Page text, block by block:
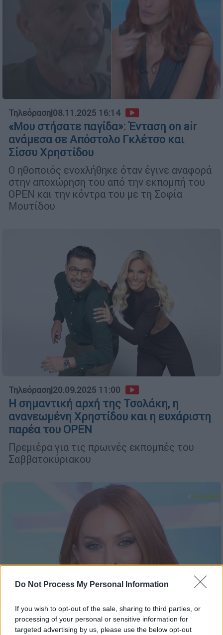
Do Not Process My Personal Information
If you wish to opt-out of the sale, sharing to third parties, or
processing of your personal or sensitive information for
targeted advertising by us, please use the below opt-out
Τηλεόραση|08.11.2025 16:14
«Μου στήσατε παγίδα»: Ένταση on air
ανάμεσα σε Απόστολο Γκλέτσο και
Σίσσυ Χρηστίδου
Ο ηθοποιός ενοχλήθηκε όταν έγινε αναφορά
στην αποχώρηση του από την εκπομπή του
OPEN και την κόντρα του με τη Σοφία
Μουτίδου
Τηλεόραση|20.09.2025 11:00
Η σημαντική αρχή της Τσολάκη, η
ανανεωμένη Χρηστίδου και η ευχάριστη
παρέα του OPEN
Πρεμιέρα για τις πρωινές εκπομπές του
Σαββατοκύριακου